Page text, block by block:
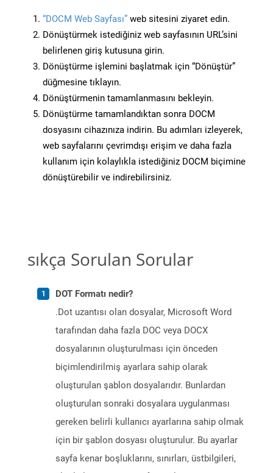
“DOCM Web Sayfası” web sitesini ziyaret edin.
Dönüştürmek istediğiniz web sayfasının URL’sini
belirlenen giriş kutusuna girin.
Dönüştürme işlemini başlatmak için “Dönüştür”
düğmesine tıklayın.
Dönüştürmenin tamamlanmasını bekleyin.
Dönüştürme tamamlandıktan sonra DOCM
dosyasını cihazınıza indirin. Bu adımları izleyerek,
web sayfalarını çevrimdışı erişim ve daha fazla
kullanım için kolaylıkla istediğiniz DOCM biçimine
dönüştürebilir ve indirebilirsiniz.
sıkça Sorulan Sorular
DOT Formatı nedir?
.Dot uzantısı olan dosyalar, Microsoft Word
tarafından daha fazla DOC veya DOCX
dosyalarının oluşturulması için önceden
biçimlendirilmiş ayarlara sahip olarak
oluşturulan şablon dosyalarıdır. Bunlardan
oluşturulan sonraki dosyalara uygulanması
gereken belirli kullanıcı ayarlarına sahip olmak
için bir şablon dosyası oluşturulur. Bu ayarlar
sayfa kenar boşluklarını, sınırları, üstbilgileri,